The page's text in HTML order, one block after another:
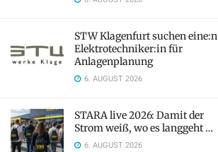
STW Klagenfurt suchen eine:n
Elektrotechniker:in für
Anlagenplanung
6. AUGUST 2026
STARA live 2026: Damit der
Strom weiß, wo es langgeht …
6. AUGUST 2026